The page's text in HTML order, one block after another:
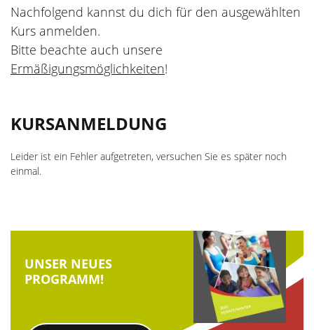
Aktiv durch die Ferien
Veranstaltungsorte
Ermäßigungen und Zuschüsse
Gutscheine
Die Kursleiter
wellcome
Aktuelle Stellenangebote
Unsere Kooperationspartner
Nachfolgend kannst du dich für den ausgewählten
Kurs anmelden.
Bitte beachte auch unsere
Ermäßigungsmöglichkeiten!
KURSANMELDUNG
Leider ist ein Fehler aufgetreten, versuchen Sie es später noch
einmal.
UNSER NEUES
PROGRAMM!